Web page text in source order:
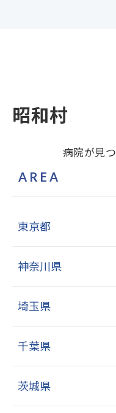
昭和村
病院が見
AREA
東京都
神奈川県
埼玉県
千葉県
茨城県